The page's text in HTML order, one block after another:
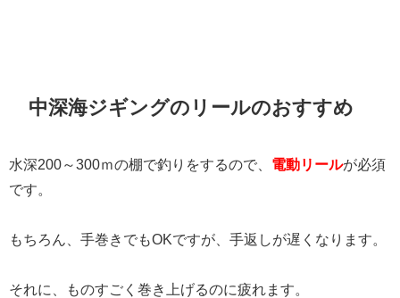
中深海ジギングのリールのおすすめ
水深200～300ｍの棚で釣りをするので、 電動リールが必須
です。
もちろん、手巻きでもOKですが、手返しが遅くなります。
それに、ものすごく巻き上げるのに疲れます。